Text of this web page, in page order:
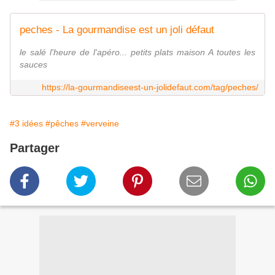
peches - La gourmandise est un joli défaut
le salé l'heure de l'apéro... petits plats maison A toutes les
sauces
https://la-gourmandiseest-un-jolidefaut.com/tag/peches/
#3 idées #pêches #verveine
Partager